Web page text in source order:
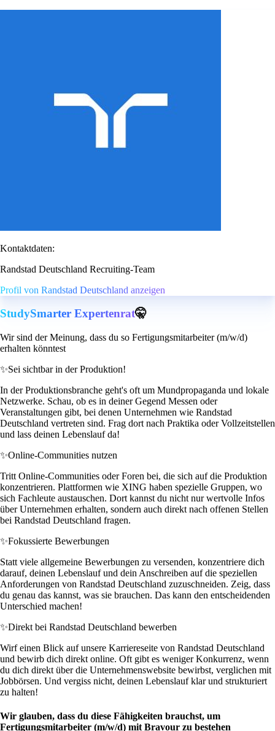
Kontaktdaten:
Randstad Deutschland Recruiting-Team
Profil von Randstad Deutschland anzeigen
StudySmarter Expertenrat🤫
Wir sind der Meinung, dass du so Fertigungsmitarbeiter (m/w/d)
erhalten könntest
✨Sei sichtbar in der Produktion!
In der Produktionsbranche geht's oft um Mundpropaganda und lokale
Netzwerke. Schau, ob es in deiner Gegend Messen oder
Veranstaltungen gibt, bei denen Unternehmen wie Randstad
Deutschland vertreten sind. Frag dort nach Praktika oder Vollzeitstellen
und lass deinen Lebenslauf da!
✨Online-Communities nutzen
Tritt Online-Communities oder Foren bei, die sich auf die Produktion
konzentrieren. Plattformen wie XING haben spezielle Gruppen, wo
sich Fachleute austauschen. Dort kannst du nicht nur wertvolle Infos
über Unternehmen erhalten, sondern auch direkt nach offenen Stellen
bei Randstad Deutschland fragen.
✨Fokussierte Bewerbungen
Statt viele allgemeine Bewerbungen zu versenden, konzentriere dich
darauf, deinen Lebenslauf und dein Anschreiben auf die speziellen
Anforderungen von Randstad Deutschland zuzuschneiden. Zeig, dass
du genau das kannst, was sie brauchen. Das kann den entscheidenden
Unterschied machen!
✨Direkt bei Randstad Deutschland bewerben
Wirf einen Blick auf unsere Karriereseite von Randstad Deutschland
und bewirb dich direkt online. Oft gibt es weniger Konkurrenz, wenn
du dich direkt über die Unternehmenswebsite bewirbst, verglichen mit
Jobbörsen. Und vergiss nicht, deinen Lebenslauf klar und strukturiert
zu halten!
Wir glauben, dass du diese Fähigkeiten brauchst, um
Fertigungsmitarbeiter (m/w/d) mit Bravour zu bestehen